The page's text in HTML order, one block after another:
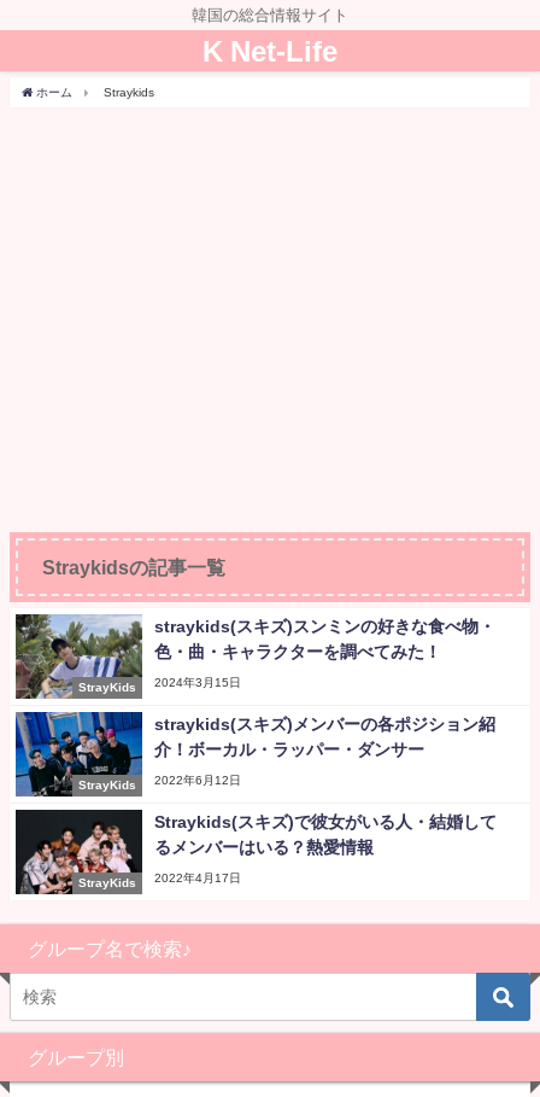
韓国の総合情報サイト
K Net-Life
ホーム Straykids
Straykidsの記事一覧
StrayKids
straykids(スキズ)スンミンの好きな食べ物・
色・曲・キャラクターを調べてみた！
2024年3月15日
StrayKids
straykids(スキズ)メンバーの各ポジション紹
介！ボーカル・ラッパー・ダンサー
2022年6月12日
StrayKids
Straykids(スキズ)で彼女がいる人・結婚して
るメンバーはいる？熱愛情報
2022年4月17日
グループ名で検索♪
グループ別